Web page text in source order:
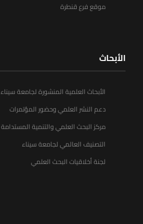
موقع فرع قنطرة
الأبحاث
الأبحاث العلمية المنشورة لجامعة سيناء
دعم النشر العلمي وحضور المؤتمرات
مركز البحث العلمي والتنمية المستدامة
التصنيف العالمي لجامعة سيناء
لجنة أخلاقيات البحث العلمي